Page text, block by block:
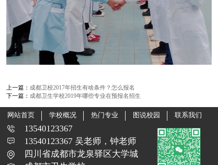
上一篇： 成都卫校2017年招生有啥条件？怎么报名
下一篇： 成都卫生学校2019年哪些专业在预报名招生
网站首页 学校概况 热门专业 图说校园 联系我们
13540123367
13540123367 吴老师，钟老师
四川省成都市龙泉驿区大学城